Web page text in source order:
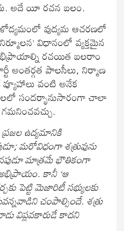
అదే యీ రచన బలం.
వుద్యమ ఆచరణలో
నిర్మూలన’ విధానంలో వ్యక్తమైన
రచయిత బలరాం
అంతర్గత పాలసీలు, నిర్మాణ
వంటి అనేక
సందర్భానుసారంగా చాలా
ప్రజల ఉద్యమానికి
మరోవిధంగా శత్రువును
మాత్రమే భౌతికంగా
కానీ ‘ఆ
పెట్టి మెజారిటీ సభ్యులకు
చంపాల్సిందే. శత్రు
విప్లవకారుడే కాదని